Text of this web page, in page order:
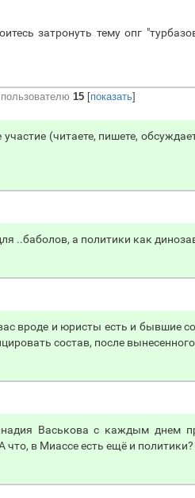
затронуть тему опг
15 [показать]
(читаете, пишете,
..баболов, а политики как
вроде и юристы есть и бывшие
состав, после
Васькова с каждым днем
что, в Миассе есть ещё и